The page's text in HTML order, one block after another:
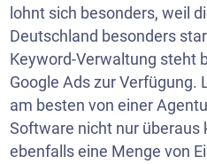
lohnt sich besonders, weil
Deutschland besonders
Keyword-Verwaltung steht
Google Ads zur Verfügung.
am besten von einer
Software nicht nur überaus
ebenfalls eine Menge von